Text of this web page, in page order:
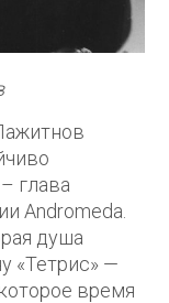
глава
Andromeda.
душа
«Тетрис» —
время